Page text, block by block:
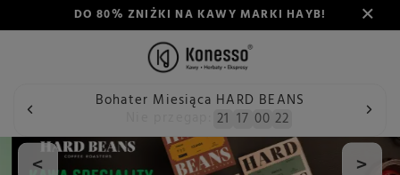
DO 80% ZNIŻKI NA KAWY MARKI HAYB!
Bohater Miesiąca HARD BEANS
21 17 00 22
< >